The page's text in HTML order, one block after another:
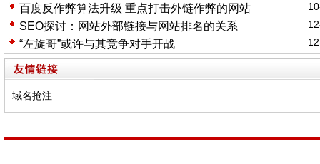
百度反作弊算法升级 重点打击外链作弊的网站
SEO探讨：网站外部链接与网站排名的关系
“左旋哥”或许与其竞争对手开战
域名抢注